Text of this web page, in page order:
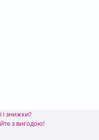
і знижки?
з вигодою!